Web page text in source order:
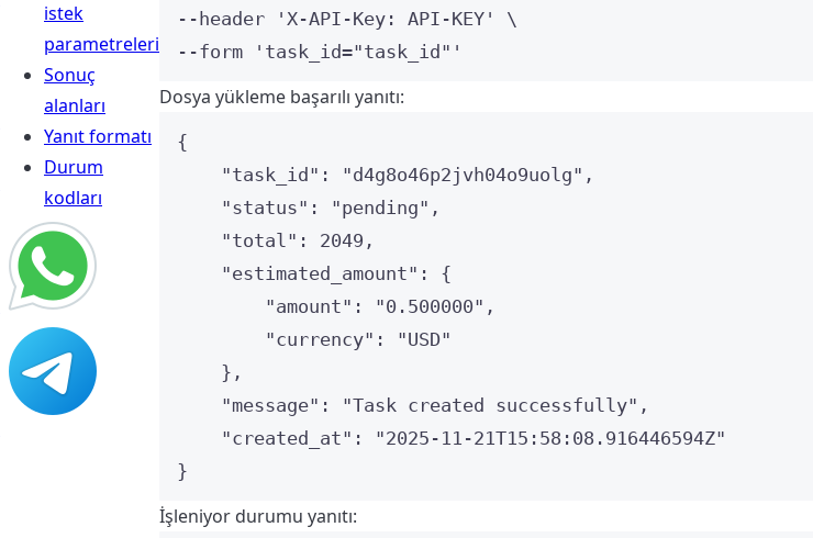
istek
parametreleri
Sonuç
alanları
Yanıt formatı
Durum
kodları
--header
' X-API-Key: API-KEY '
\
--form
' task_id="task_id" '
Dosya yükleme başarılı yanıtı:
{
"task_id" : "d4g8o46p2jvh04o9uolg" ,
"status" : "pending" ,
"total" : 2049 ,
"estimated_amount" : {
"amount" : "0.500000" ,
"currency" : "USD"
},
"message" : "Task created successfully" ,
"created_at" : "2025-11-21T15:58:08.916446594Z"
}
İşleniyor durumu yanıtı: